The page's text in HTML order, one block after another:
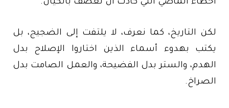
أخطاء الماضي التي كادت أن تعصف بالكيان.
لكن التاريخ، كما نعرف، لا يلتفت إلى الضجيج، بل
يكتب بهدوء أسماء الذين اختاروا الإصلاح بدل
الهدم، والستر بدل الفضيحة، والعمل الصامت بدل
الصراخ.